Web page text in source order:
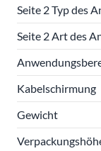
Seite 2 Typ des
Seite 2 Art des
Kabelschirmung
Gewicht